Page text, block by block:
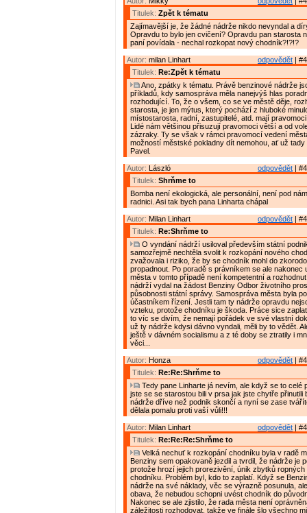
Titulek: Zpět k tématu
Zajímavější je, že žádné nádrže nikdo nevyndal a
Opravdu to bylo jen cvičení? Opravdu pan starosta
paní povídala - nechal rozkopat nový chodník?!?!?
odpovědět |
Autor: milan Linhart
Titulek: Re:Zpět k tématu
Ano, zpátky k tématu. Právě benzinové nádrže
příkladů, kdy samospráva měla nanejvýš hlas
rozhodující. To, že o všem, co se ve městě děje,
starosta, je jen mýtus, který pochází z hluboké
místostarosta, radní, zastupitelé, atd. mají
Lidé nám většinou přisuzují pravomoci větší a od
zázraky. Ty se však v rámci pravomocí vedení
možností městské pokladny dít nemohou, ať už tady
Pavel.
odpovědět |
Autor: László
Titulek: Shrňme to
Bomba není ekologická, ale personální, není pod
radnici. Asi tak bych pana Linharta chápal
odpovědět |
Autor: Milan Linhart
Titulek: Re:Shrňme to
O vyndání nádrží usiloval především státní
samozřejmě nechtěla svolit k rozkopání nového
zvažovala i riziko, že by se chodník mohl do
propadnout. Po poradě s právníkem se ale nakonec
města v tomto případě není kompetentní a
nádrží vydal na žádost Benziny Odbor životního
působnosti státní správy. Samospráva města byla
účastníkem řízení. Jestli tam ty nádrže opravdu
vzteku, protože chodníku je škoda. Práce sice
to víc se divím, že nemají pořádek ve své vlastní
už ty nádrže kdysi dávno vyndali, měli by to vědět.
ještě v dávném socialismu a z té doby se ztratily i
věci...
odpovědět |
Autor: Honza
Titulek: Re:Re:Shrňme to
Tedy pane Linharte já nevím, ale když se to celé
jste se se starostou bili v prsa jak jste chytře přinutili
nádrže dříve než podnik skončí a nyní se zase
dělala pomalu proti vaší vůli!!!
odpovědět |
Autor: Milan Linhart
Titulek: Re:Re:Re:Shrňme to
Velká nechuť k rozkopání chodníku byla v radě
Benziny sem opakovaně jezdil a tvrdil, že nádrže je
protože hrozí jejich prorezivění, únik zbytků ropných
chodníku. Problém byl, kdo to zaplatí. Když se
nádrže na své náklady, věc se výrazně posunula,
obava, že nebudou schopni uvést chodník do
Nakonec se ale zjistilo, že rada města není
záležitosti rozhodovat, takže ve finále šlo všechno